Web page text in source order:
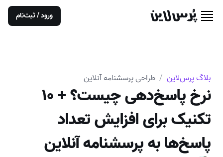
ورود / ثبت‌نام
بلاگ پرس‌لاین / طراحی پرسشنامه آنلاین
نرخ پاسخ‌دهی چیست؟ + ۱۰
تکنیک برای افزایش تعداد
پاسخ‌ها به پرسشنامه آنلاین